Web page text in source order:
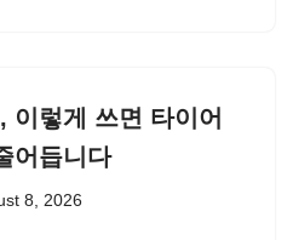
이렇게 쓰면 타이어
어듭니다
8, 2026